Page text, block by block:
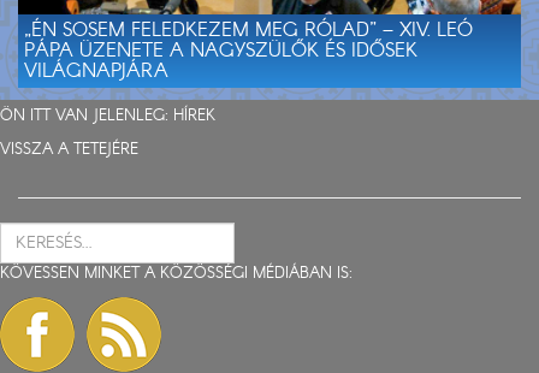
„ÉN SOSEM FELEDKEZEM MEG RÓLAD” – XIV. LEÓ
PÁPA ÜZENETE A NAGYSZÜLŐK ÉS IDŐSEK
VILÁGNAPJÁRA
ÖN ITT VAN JELENLEG: HÍREK
VISSZA A TETEJÉRE
KÖVESSEN MINKET A KÖZÖSSÉGI MÉDIÁBAN IS: